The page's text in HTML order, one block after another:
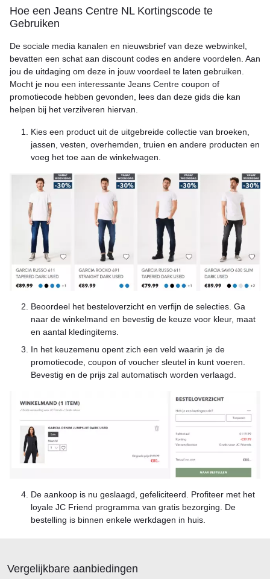
Hoe een Jeans Centre NL Kortingscode te
Gebruiken
De sociale media kanalen en nieuwsbrief van deze webwinkel,
bevatten een schat aan discount codes en andere voordelen. Aan
jou de uitdaging om deze in jouw voordeel te laten gebruiken.
Mocht je nou een interessante Jeans Centre coupon of
promotiecode hebben gevonden, lees dan deze gids die kan
helpen bij het verzilveren hiervan.
Kies een product uit de uitgebreide collectie van broeken,
jassen, vesten, overhemden, truien en andere producten en
voeg het toe aan de winkelwagen.
Beoordeel het besteloverzicht en verfijn de selecties. Ga
naar de winkelmand en bevestig de keuze voor kleur, maat
en aantal kledingitems.
In het keuzemenu opent zich een veld waarin je de
promotiecode, coupon of voucher sleutel in kunt voeren.
Bevestig en de prijs zal automatisch worden verlaagd.
De aankoop is nu geslaagd, gefeliciteerd. Profiteer met het
loyale JC Friend programma van gratis bezorging. De
bestelling is binnen enkele werkdagen in huis.
Vergelijkbare aanbiedingen